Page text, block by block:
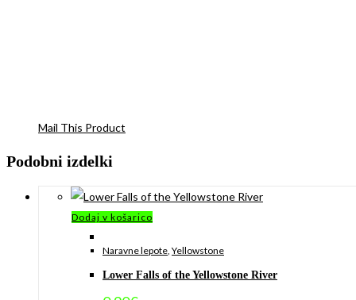
Mail This Product
Podobni izdelki
Dodaj v košarico
Naravne lepote Yellowstone
Lower Falls of the Yellowstone River